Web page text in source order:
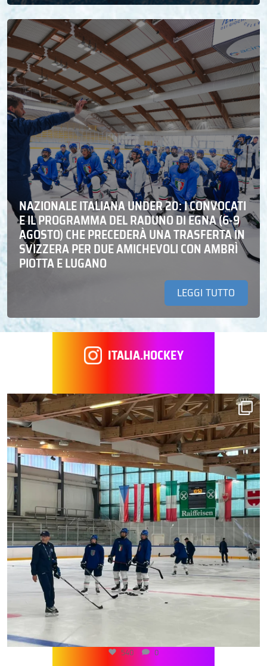
NAZIONALE ITALIANA UNDER 20: I CONVOCATI
E IL PROGRAMMA DEL RADUNO DI EGNA (6-9
AGOSTO) CHE PRECEDERÀ UNA TRASFERTA IN
SVIZZERA PER DUE AMICHEVOLI CON AMBRÌ
PIOTTA E LUGANO
LEGGI TUTTO
ITALIA.HOCKEY
540 0